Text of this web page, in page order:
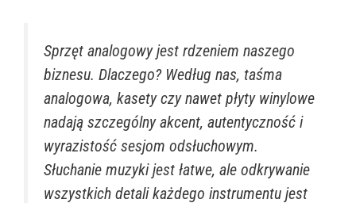
Sprzęt analogowy jest rdzeniem naszego
biznesu. Dlaczego? Według nas, taśma
analogowa, kasety czy nawet płyty winylowe
nadają szczególny akcent, autentyczność i
wyrazistość sesjom odsłuchowym.
Słuchanie muzyki jest łatwe, ale odkrywanie
wszystkich detali każdego instrumentu jest